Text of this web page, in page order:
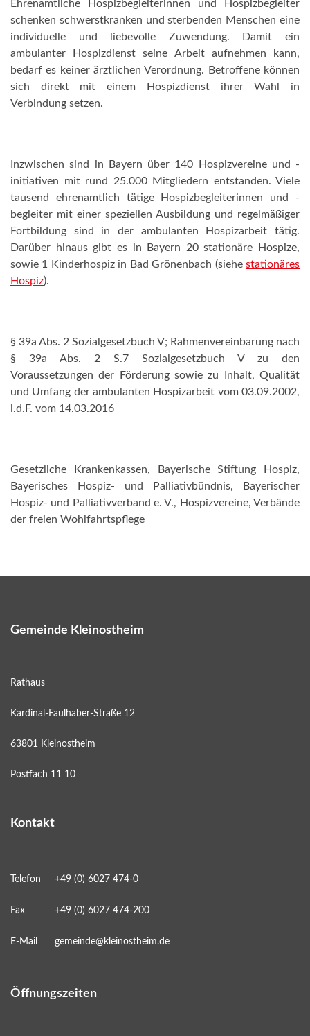
Ehrenamtliche Hospizbegleiterinnen und Hospizbegleiter
schenken schwerstkranken und sterbenden Menschen eine
individuelle und liebevolle Zuwendung. Damit ein
ambulanter Hospizdienst seine Arbeit aufnehmen kann,
bedarf es keiner ärztlichen Verordnung. Betroffene können
sich direkt mit einem Hospizdienst ihrer Wahl in
Verbindung setzen.
Inzwischen sind in Bayern über 140 Hospizvereine und -
initiativen mit rund 25.000 Mitgliedern entstanden. Viele
tausend ehrenamtlich tätige Hospizbegleiterinnen und -
begleiter mit einer speziellen Ausbildung und regelmäßiger
Fortbildung sind in der ambulanten Hospizarbeit tätig.
Darüber hinaus gibt es in Bayern 20 stationäre Hospize,
sowie 1 Kinderhospiz in Bad Grönenbach (siehe stationäres
Hospiz).
§ 39a Abs. 2 Sozialgesetzbuch V; Rahmenvereinbarung nach
§ 39a Abs. 2 S.7 Sozialgesetzbuch V zu den
Voraussetzungen der Förderung sowie zu Inhalt, Qualität
und Umfang der ambulanten Hospizarbeit vom 03.09.2002,
i.d.F. vom 14.03.2016
Gesetzliche Krankenkassen, Bayerische Stiftung Hospiz,
Bayerisches Hospiz- und Palliativbündnis, Bayerischer
Hospiz- und Palliativverband e. V., Hospizvereine, Verbände
der freien Wohlfahrtspflege
Gemeinde Kleinostheim
Rathaus
Kardinal-Faulhaber-Straße 12
63801 Kleinostheim
Postfach 11 10
Kontakt
Telefon +49 (0) 6027 474-0
Fax +49 (0) 6027 474-200
E-Mail gemeinde@kleinostheim.de
Öffnungszeiten